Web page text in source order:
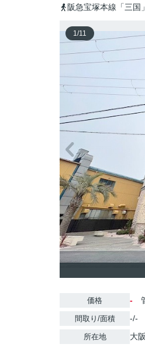
阪急宝塚本線「三国
1/11
価格 -
間取り/面積 -/-
所在地 大